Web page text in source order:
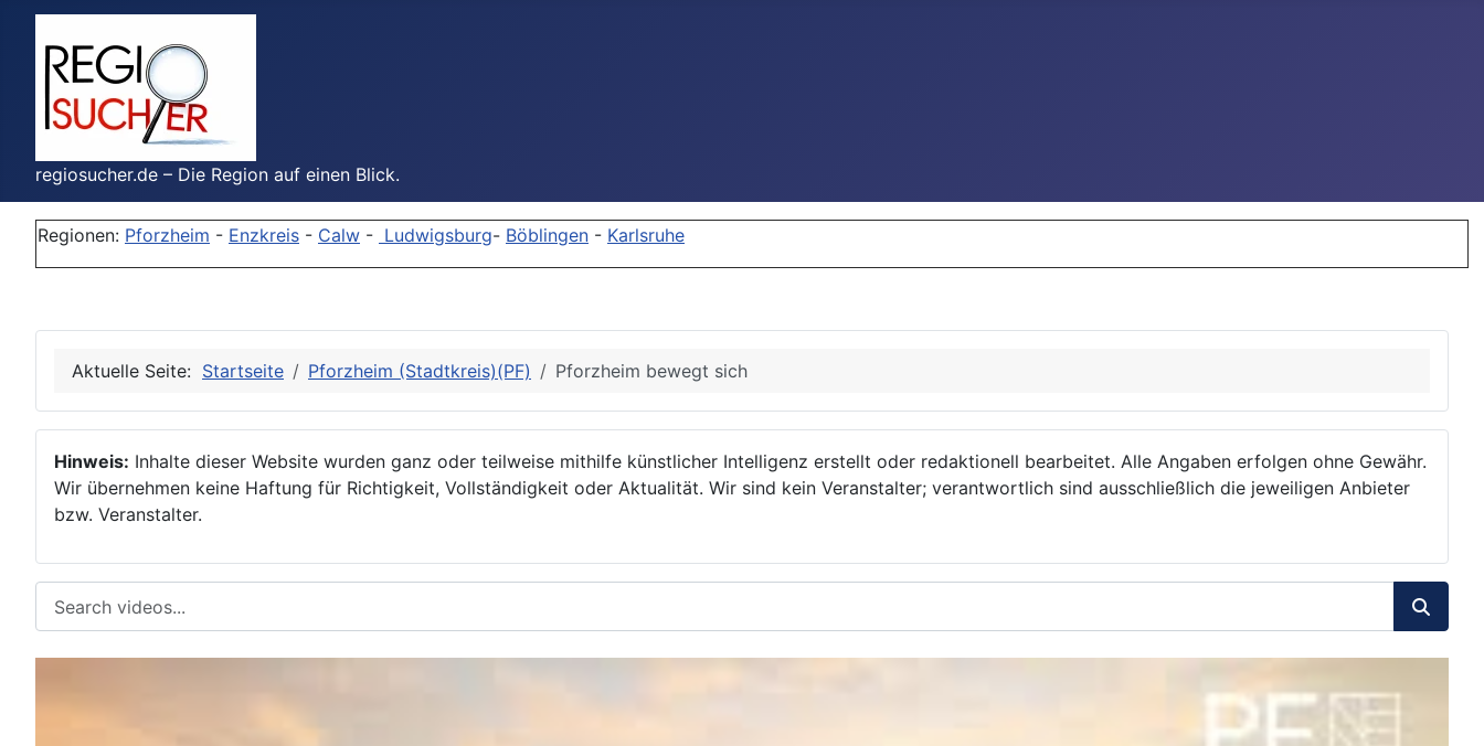
regiosucher.de – Die Region auf einen Blick.
Regionen: Pforzheim - Enzkreis - Calw - Ludwigsburg- Böblingen - Karlsruhe
Aktuelle Seite: Startseite Pforzheim (Stadtkreis)(PF) Pforzheim bewegt sich
Hinweis: Inhalte dieser Website wurden ganz oder teilweise mithilfe künstlicher Intelligenz erstellt oder redaktionell bearbeitet. Alle Angaben erfolgen ohne Gewähr.
Wir übernehmen keine Haftung für Richtigkeit, Vollständigkeit oder Aktualität. Wir sind kein Veranstalter; verantwortlich sind ausschließlich die jeweiligen Anbieter
bzw. Veranstalter.